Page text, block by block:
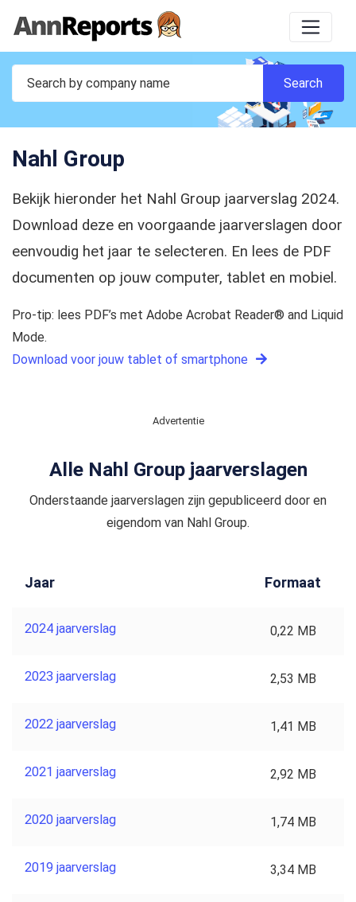
Nahl Group
Bekijk hieronder het Nahl Group jaarverslag 2024.
Download deze en voorgaande jaarverslagen door
eenvoudig het jaar te selecteren. En lees de PDF
documenten op jouw computer, tablet en mobiel.
Pro-tip: lees PDF’s met Adobe Acrobat Reader® and Liquid
Mode.
Download voor jouw tablet of smartphone
Advertentie
Alle Nahl Group jaarverslagen
Onderstaande jaarverslagen zijn gepubliceerd door en
eigendom van Nahl Group.
Jaar Formaat
2024 jaarverslag 0,22 MB
2023 jaarverslag 2,53 MB
2022 jaarverslag 1,41 MB
2021 jaarverslag 2,92 MB
2020 jaarverslag 1,74 MB
2019 jaarverslag 3,34 MB